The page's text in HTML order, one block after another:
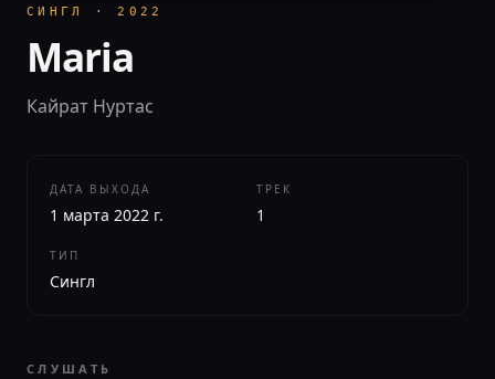
СИНГЛ ·2022
Maria
Кайрат Нуртас
ДАТА ВЫХОДА
1 марта 2022 г.
ТРЕК
1
ТИП
Сингл
СЛУШАТЬ